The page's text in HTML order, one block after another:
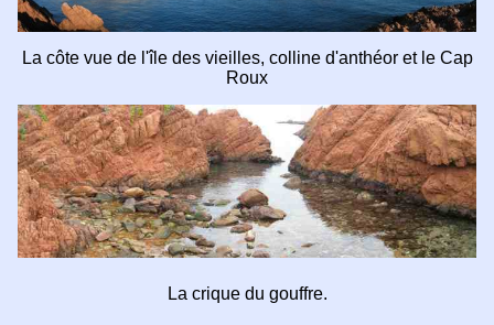
La côte vue de l'île des vieilles, colline d'anthéor et le Cap
Roux
La crique du gouffre.